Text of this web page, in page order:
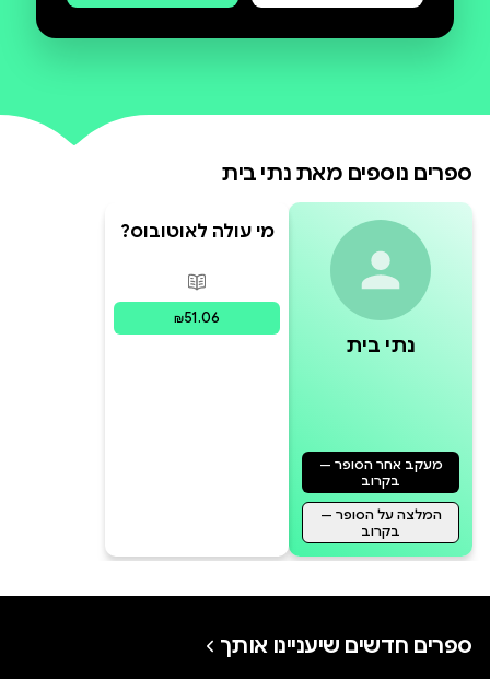
ספרים נוספים מאת נתי בית
נתי בית
מעקב אחר הסופר —
בקרוב
המלצה על הסופר —
בקרוב
מי עולה לאוטובוס?
פורמטים זמינים
₪51.06
ספרים חדשים שיעניינו אותך